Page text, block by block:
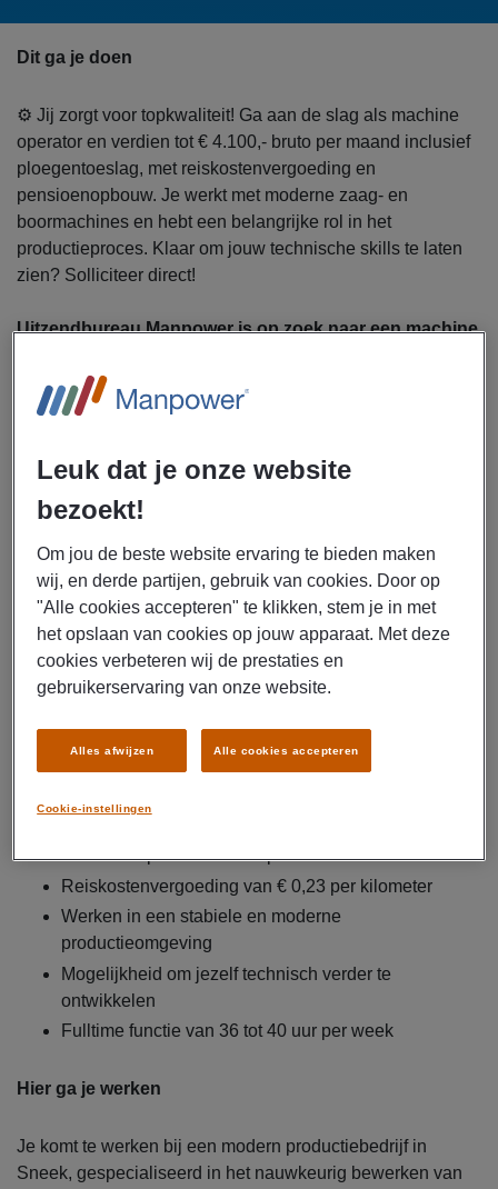
Dit ga je doen
⚙️ Jij zorgt voor topkwaliteit! Ga aan de slag als machine
operator en verdien tot € 4.100,- bruto per maand inclusief
ploegentoeslag, met reiskostenvergoeding en
pensioenopbouw. Je werkt met moderne zaag- en
boormachines en hebt een belangrijke rol in het
productieproces. Klaar om jouw technische skills te laten
zien? Solliciteer direct!
Uitzendbureau Manpower is op zoek naar een machine
Als machine operator ben jij een belangrijke schakel in het
andere uit:
Instellen en bedienen van zaag- en boormachines
Bewaken van de productkwaliteit en uitvoeren van
controles
Uitvoeren van preventief onderhoud
Aan- en afvoer van materiaal met de bovenloopkraan
Techniek, machines en verantwoordelijkheid
combineren om het proces draaiend te houden
inclusief 20% ploegentoeslag
Pensioenopbouw via Manpower
Reiskostenvergoeding van € 0,23 per kilometer
Werken in een stabiele en moderne
productieomgeving
Mogelijkheid om jezelf technisch verder te
ontwikkelen
Fulltime functie van 36 tot 40 uur per week
Hier ga je werken
Je komt te werken bij een modern productiebedrijf in
Sneek, gespecialiseerd in het nauwkeurig bewerken van
Leuk dat je onze website
bezoekt!
Om jou de beste website ervaring te bieden maken
wij, en derde partijen, gebruik van cookies. Door op
"Alle cookies accepteren" te klikken, stem je in met
het opslaan van cookies op jouw apparaat. Met deze
cookies verbeteren wij de prestaties en
gebruikerservaring van onze website.
Cookie-instellingen
Alles afwijzen Alle cookies accepteren